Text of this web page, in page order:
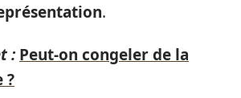
.
: Peut-on congeler de la
?